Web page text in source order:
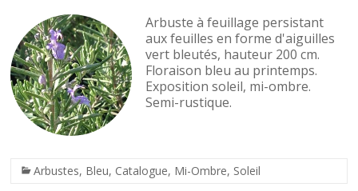
Arbuste à feuillage persistant
aux feuilles en forme d'aiguilles
vert bleutés, hauteur 200 cm.
Floraison bleu au printemps.
Exposition soleil, mi-ombre.
Semi-rustique.
Arbustes, Bleu, Catalogue, Mi-Ombre, Soleil